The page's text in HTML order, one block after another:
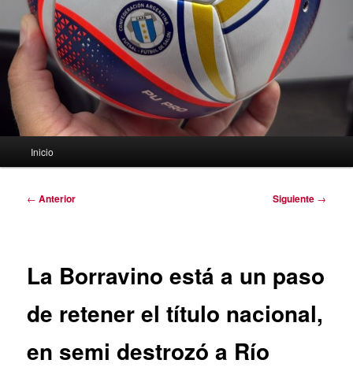
Inicio
Navegación
← Anterior Siguiente →
La Borravino está a un paso
de retener el título nacional,
en semi destrozó a Río